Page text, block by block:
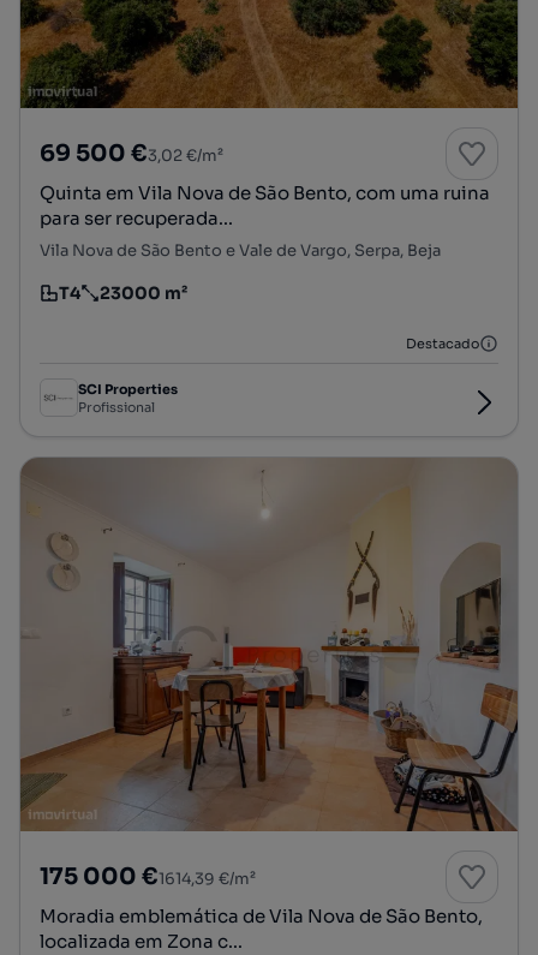
69 500 €3,02 €/m²
Quinta em Vila Nova de São Bento, com uma ruina
para ser recuperada...
Vila Nova de São Bento e Vale de Vargo, Serpa, Beja
Tipologia
T4
Preço por metro quadrado
23000 m²
Destacado
SCI Properties
Profissional
175 000 €1614,39 €/m²
Moradia emblemática de Vila Nova de São Bento,
localizada em Zona c...